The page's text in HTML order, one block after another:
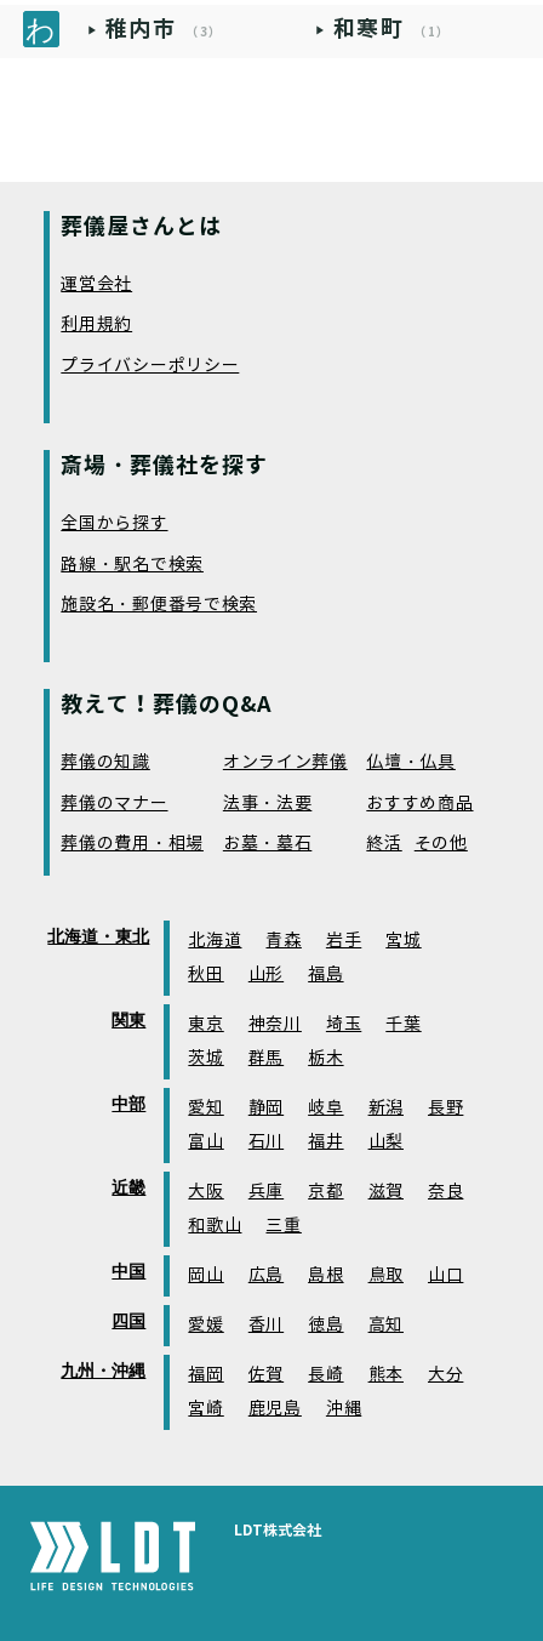
稚内市 （3） 和寒町 （1）
葬儀屋さんとは
運営会社
利用規約
プライバシーポリシー
斎場・葬儀社を探す
全国から探す
路線・駅名で検索
施設名・郵便番号で検索
教えて！葬儀のQ&A
葬儀の知識 オンライン葬儀
仏壇・仏具
葬儀のマナー
法事・法要
おすすめ商品
葬儀の費用・相場
お墓・墓石 終活 その他
北海道・東北 北海道 青森 岩手
宮城
秋田
山形 福島
関東 東京 神奈川 埼玉
千葉
茨城
群馬 栃木
中部 愛知 静岡 岐阜 新潟
長野
富山
石川 福井 山梨
近畿 大阪 兵庫 京都 滋賀
奈良
和歌山
三重
中国 岡山 広島 島根 鳥取 山口
四国 愛媛 香川 徳島 高知
九州・沖縄 福岡 佐賀 長崎 熊本
大分
宮崎
鹿児島 沖縄
LDT株式会社